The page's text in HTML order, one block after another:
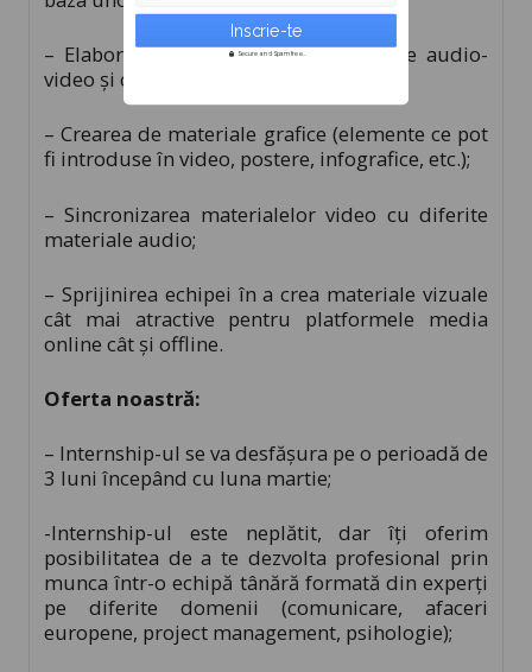
– Elaborarea structurii unor materiale audio-
video şi concretizarea acestora;
– Crearea de materiale grafice (elemente ce pot
fi introduse în video, postere, infografice, etc.);
– Sincronizarea materialelor video cu diferite
materiale audio;
– Sprijinirea echipei în a crea materiale vizuale
cât mai atractive pentru platformele media
online cât şi offline.
Oferta noastră:
– Internship-ul se va desfășura pe o perioadă de
3 luni începând cu luna martie;
-Internship-ul este neplătit, dar îţi oferim
posibilitatea de a te dezvolta profesional prin
munca într-o echipă tânără formată din experţi
pe diferite domenii (comunicare, afaceri
europene, project management, psihologie);
Secure and Spam free...